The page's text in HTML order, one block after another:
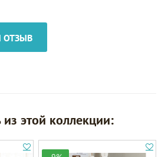
ОТЗЫВ
этой коллекции: